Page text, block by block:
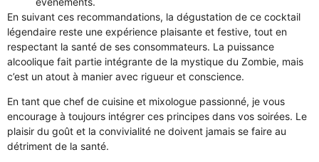
En suivant ces recommandations, la dégustation de ce cocktail
légendaire reste une expérience plaisante et festive, tout en
respectant la santé de ses consommateurs. La puissance
alcoolique fait partie intégrante de la mystique du Zombie, mais
c’est un atout à manier avec rigueur et conscience.
En tant que chef de cuisine et mixologue passionné, je vous
encourage à toujours intégrer ces principes dans vos soirées. Le
plaisir du goût et la convivialité ne doivent jamais se faire au
détriment de la santé.